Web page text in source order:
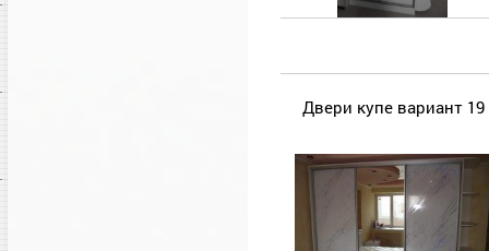
Двери купе вариант 19